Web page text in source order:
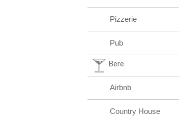
Pizzerie
Pub
Bere
Airbnb
Country House